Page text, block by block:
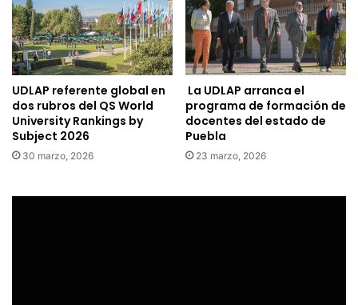
UDLAP referente global en
dos rubros del QS World
University Rankings by
Subject 2026
30 marzo, 2026
La UDLAP arranca el
programa de formación de
docentes del estado de
Puebla
23 marzo, 2026